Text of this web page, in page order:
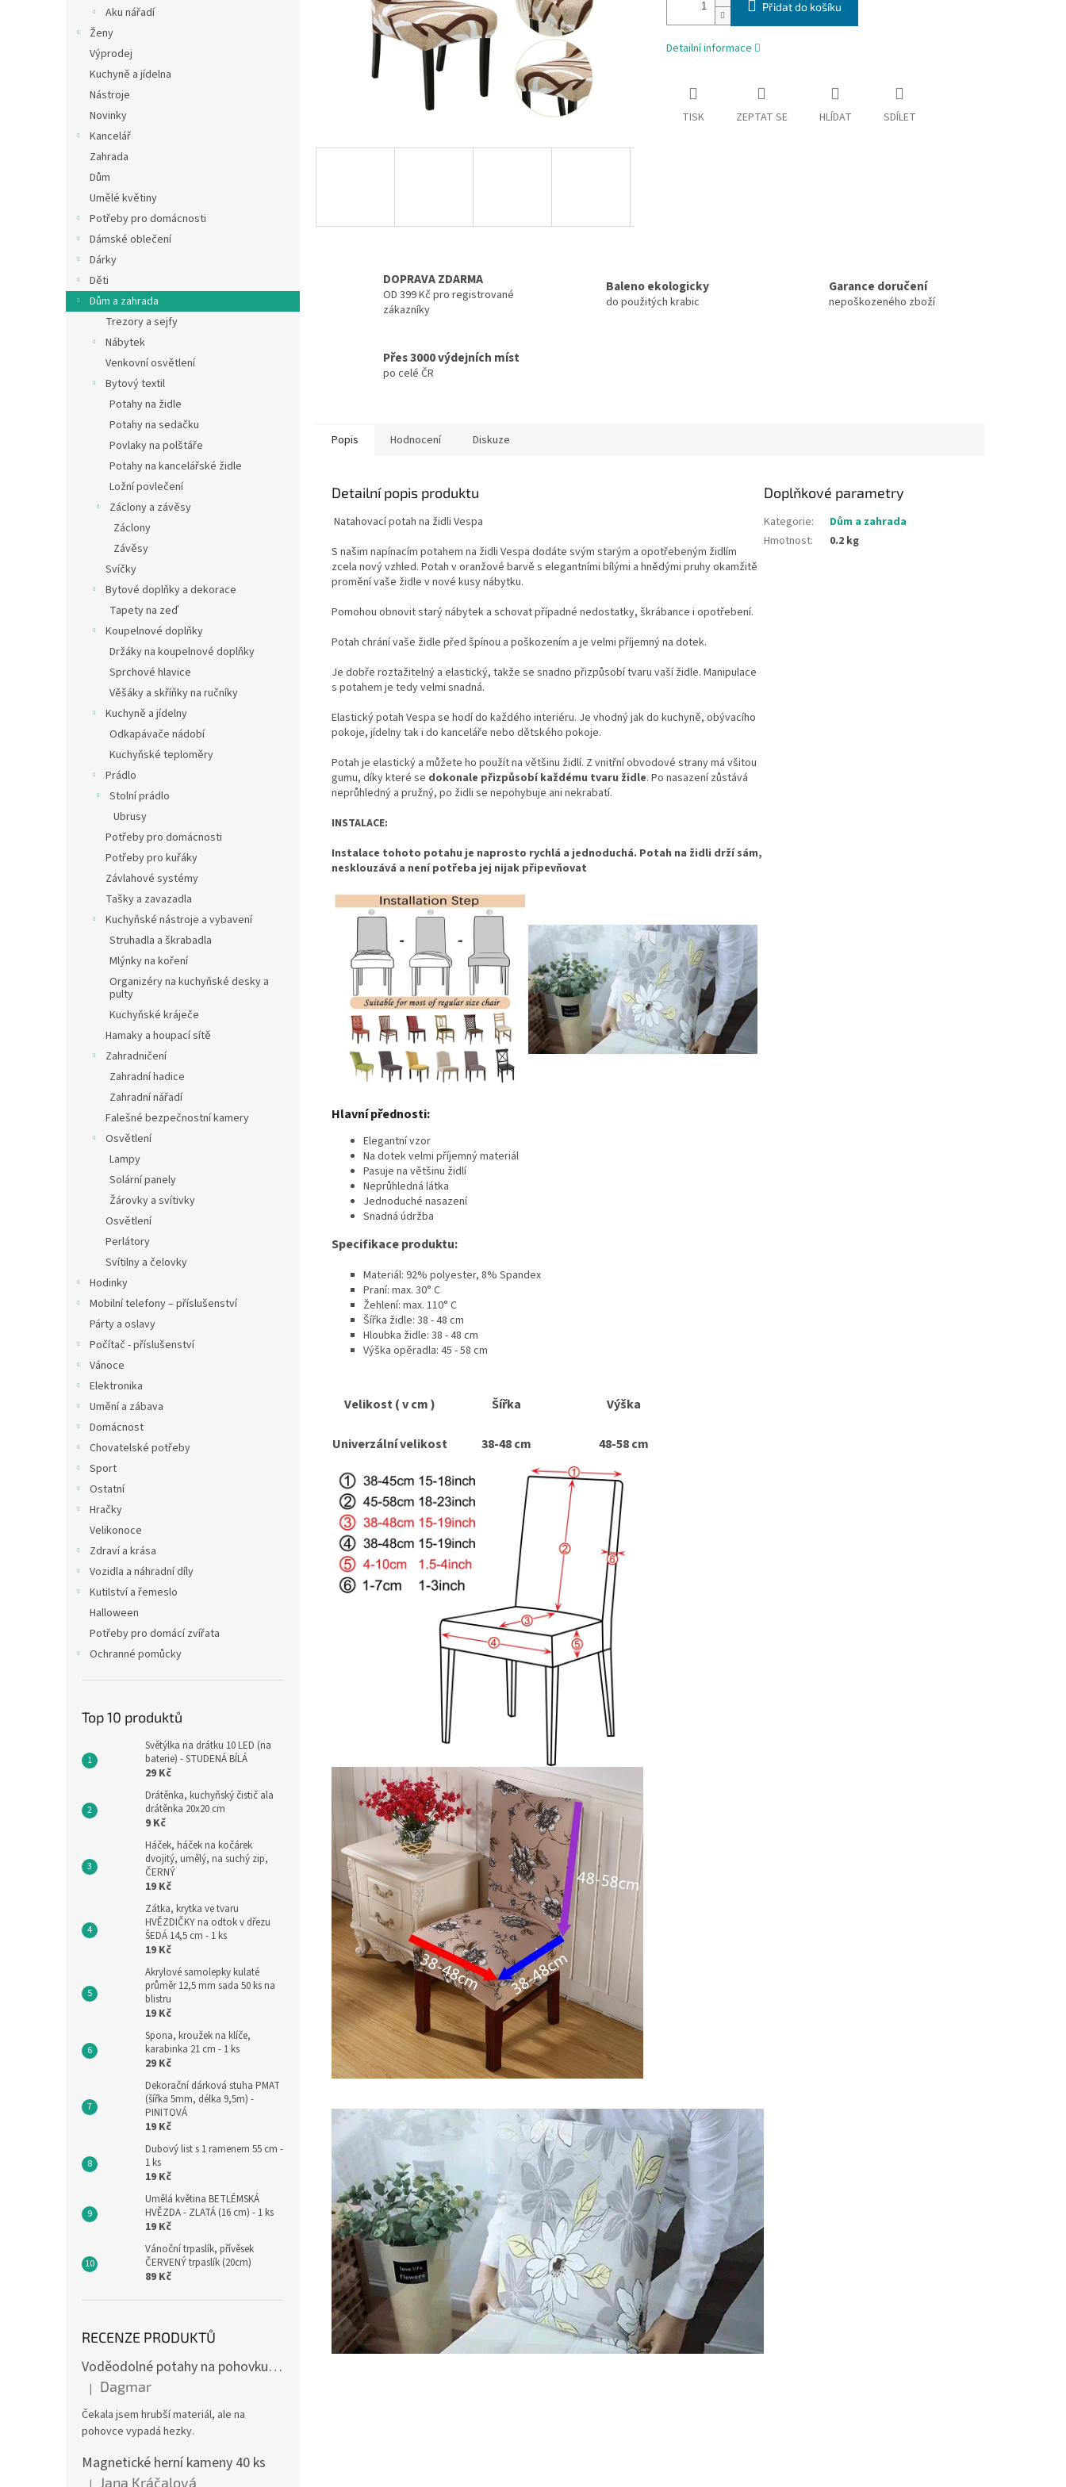
Aku nářadí
Ženy
Výprodej
Kuchyně a jídelna
Nástroje
Novinky
Kancelář
Zahrada
Dům
Umělé květiny
Potřeby pro domácnosti
Dámské oblečení
Dárky
Děti
Dům a zahrada
Trezory a sejfy
Nábytek
Venkovní osvětlení
Bytový textil
Potahy na židle
Potahy na sedačku
Povlaky na polštáře
Potahy na kancelářské židle
Ložní povlečení
Záclony a závěsy
Záclony
Závěsy
Svíčky
Bytové doplňky a dekorace
Tapety na zeď
Koupelnové doplňky
Držáky na koupelnové doplňky
Sprchové hlavice
Věšáky a skříňky na ručníky
Kuchyně a jídelny
Odkapávače nádobí
Kuchyňské teploměry
Prádlo
Stolní prádlo
Ubrusy
Potřeby pro domácnosti
Potřeby pro kuřáky
Závlahové systémy
Tašky a zavazadla
Kuchyňské nástroje a vybavení
Struhadla a škrabadla
Mlýnky na koření
Organizéry na kuchyňské desky a
pulty
Kuchyňské kráječe
Hamaky a houpací sítě
Zahradničení
Zahradní hadice
Zahradní nářadí
Falešné bezpečnostní kamery
Osvětlení
Lampy
Solární panely
Žárovky a svítivky
Osvětlení
Perlátory
Svítilny a čelovky
Hodinky
Mobilní telefony – příslušenství
Párty a oslavy
Počítač - příslušenství
Vánoce
Elektronika
Umění a zábava
Domácnost
Chovatelské potřeby
Sport
Ostatní
Hračky
Velikonoce
Zdraví a krása
Vozidla a náhradní díly
Kutilství a řemeslo
Halloween
Potřeby pro domácí zvířata
Ochranné pomůcky
Top 10 produktů
Světýlka na drátku 10 LED (na
baterie) - STUDENÁ BÍLÁ
29 Kč
Drátěnka, kuchyňský čistič ala
drátěnka 20x20 cm
9 Kč
Háček, háček na kočárek
dvojitý, umělý, na suchý zip,
ČERNÝ
19 Kč
Zátka, krytka ve tvaru
HVĚZDIČKY na odtok v dřezu
ŠEDÁ 14,5 cm - 1 ks
19 Kč
Akrylové samolepky kulaté
průměr 12,5 mm sada 50 ks na
blistru
19 Kč
Spona, kroužek na klíče,
karabinka 21 cm - 1 ks
29 Kč
Dekorační dárková stuha PMAT
(šířka 5mm, délka 9,5m) -
PINITOVÁ
19 Kč
Dubový list s 1 ramenem 55 cm -
1 ks
19 Kč
Umělá květina BETLÉMSKÁ
HVĚZDA - ZLATÁ (16 cm) - 1 ks
19 Kč
Vánoční trpaslík, přívěsek
ČERVENÝ trpaslík (20cm)
89 Kč
RECENZE PRODUKTŮ
Voděodolné potahy na pohovku se vzorem
Hodnocení produktu je 4 z 5 hvězdiček.
| Dagmar
Čekala jsem hrubší materiál, ale na
pohovce vypadá hezky.
Magnetické herní kameny 40 ks
Jana Kráčalová
Přidat do košíku
Detailní informace
TISK ZEPTAT SE HLÍDAT SDÍLET
DOPRAVA ZDARMA
OD 399 Kč pro registrované
zákazníky
Baleno ekologicky
do použitých krabic
Garance doručení
nepoškozeného zboží
Přes 3000 výdejních míst
po celé ČR
Popis Hodnocení Diskuze
Detailní popis produktu
Natahovací potah na židli Vespa
S našim napínacím potahem na židli Vespa dodáte svým starým a opotřebeným židlím
zcela nový vzhled. Potah v oranžové barvě s elegantními bílými a hnědými pruhy okamžitě
promění vaše židle v nové kusy nábytku.
Pomohou obnovit starý nábytek a schovat případné nedostatky, škrábance i opotřebení.
Potah chrání vaše židle před špínou a poškozením a je velmi příjemný na dotek.
Je dobře roztažitelný a elastický, takže se snadno přizpůsobí tvaru vaší židle. Manipulace
s potahem je tedy velmi snadná.
Elastický potah Vespa se hodí do každého interiéru. Je vhodný jak do kuchyně, obývacího
pokoje, jídelny tak i do kanceláře nebo dětského pokoje.
Potah je elastický a můžete ho použít na většinu židlí. Z vnitřní obvodové strany má všitou
gumu, díky které se dokonale přizpůsobí každému tvaru židle. Po nasazení zůstává
neprůhledný a pružný, po židli se nepohybuje ani nekrabatí.
INSTALACE:
Instalace tohoto potahu je naprosto rychlá a jednoduchá. Potah na židli drží sám,
nesklouzává a není potřeba jej nijak připevňovat
Hlavní přednosti:
Elegantní vzor
Na dotek velmi příjemný materiál
Pasuje na většinu židlí
Neprůhledná látka
Jednoduché nasazení
Snadná údržba
Specifikace produktu:
Materiál: 92% polyester, 8% Spandex
Praní: max. 30° C
Žehlení: max. 110° C
Šířka židle: 38 - 48 cm
Hloubka židle: 38 - 48 cm
Výška opěradla: 45 - 58 cm
Velikost ( v cm ) Šířka Výška
Univerzální velikost 38-48 cm 48-58 cm
Doplňkové parametry
Kategorie:
Dům a zahrada
Hmotnost: 0.2 kg